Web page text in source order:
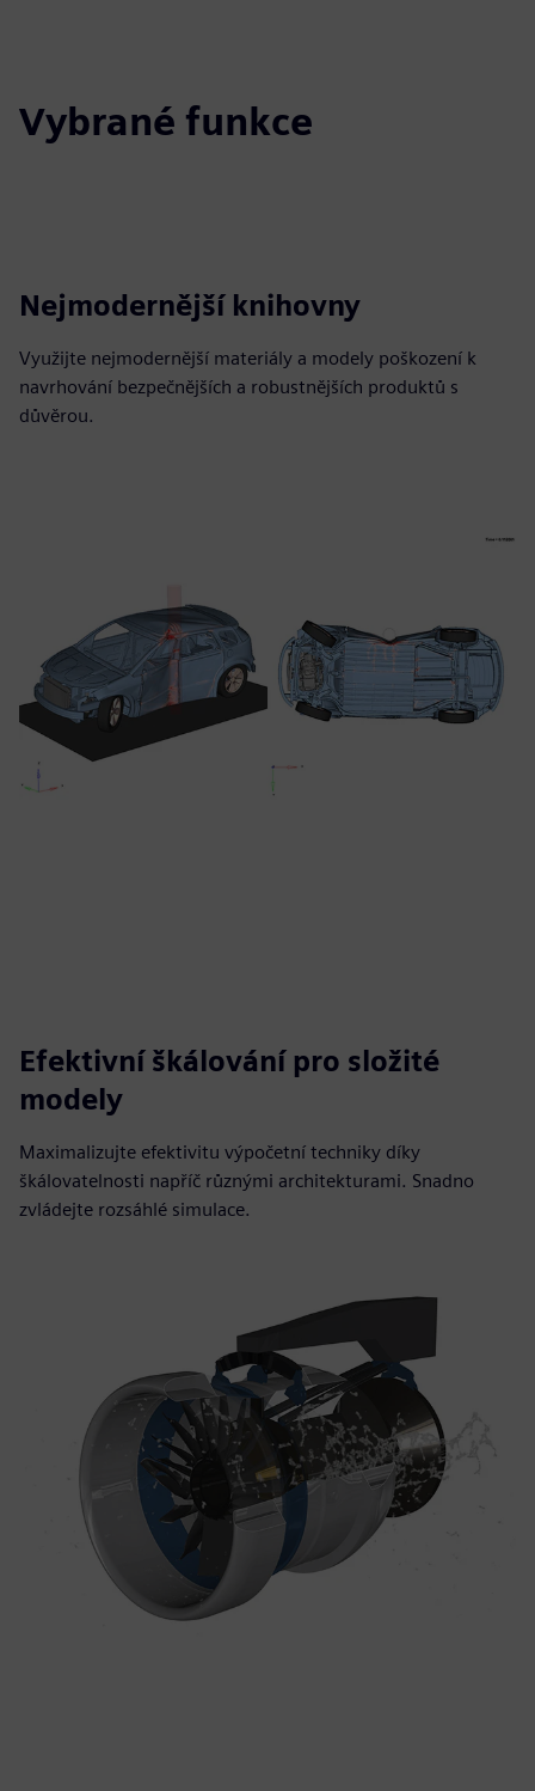
Vybrané funkce
Nejmodernější knihovny
Využijte nejmodernější materiály a modely poškození k
navrhování bezpečnějších a robustnějších produktů s
důvěrou.
Efektivní škálování pro složité
modely
Maximalizujte efektivitu výpočetní techniky díky
škálovatelnosti napříč různými architekturami. Snadno
zvládejte rozsáhlé simulace.